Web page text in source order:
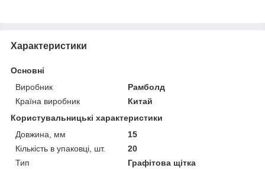
Характеристики
Основні
Виробник
Рамболд
Країна виробник
Китай
Користувальницькі характеристики
Довжина, мм
15
Кількість в упаковці, шт.
20
Тип
Графітова щітка